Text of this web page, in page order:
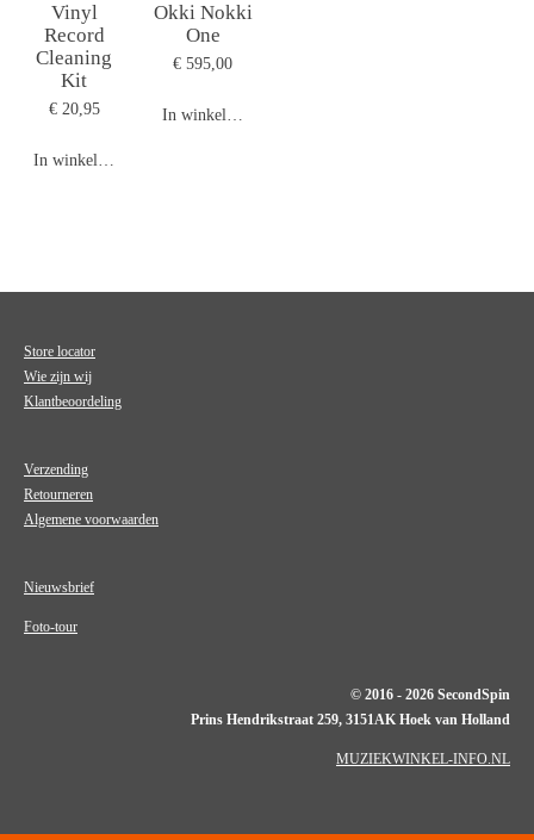
Vinyl
Record
Cleaning
Kit
€ 20,95
In winkelwagen
Okki Nokki
One
€ 595,00
In winkelwagen
Store locator
Wie zijn wij
Klantbeoordeling
Verzending
Retourneren
Algemene voorwaarden
Nieuwsbrief
Foto-tour
© 2016 - 2026 SecondSpin
Prins Hendrikstraat 259, 3151AK Hoek van Holland
MUZIEKWINKEL-INFO.NL